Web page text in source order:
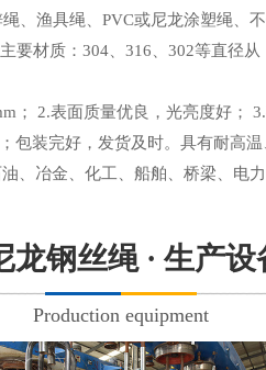
、渔具绳、PVC或尼龙涂塑绳、
要材质：304、316、302等直径
； 2.表面质量优良，光亮度好；
包装完好，发货及时。具有耐高
、冶金、化工、船舶、桥梁、电
龙钢丝绳 · 生产设
Production equipment